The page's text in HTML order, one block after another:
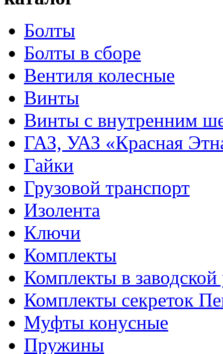
Болты
Болты в сборе
Вентиля колесные
Винты
Винты с внутренним
ГАЗ, УАЗ «Красная
Гайки
Грузовой транспорт
Изолента
Ключи
Комплекты
Комплекты в заводской
Комплекты секреток
Муфты конусные
Пружины